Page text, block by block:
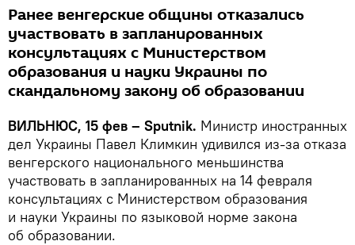
Ранее венгерские общины отказались
участвовать в запланированных
консультациях с Министерством
образования и науки Украины по
скандальному закону об образовании
ВИЛЬНЮС, 15 фев – Sputnik. Министр иностранных
дел Украины Павел Климкин удивился из-за отказа
венгерского национального меньшинства
участвовать в запланированных на 14 февраля
консультациях с Министерством образования
и науки Украины по языковой норме закона
об образовании.